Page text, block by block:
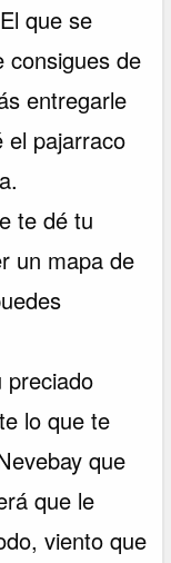
que se
consigues de
entregarle
el pajarraco
te dé tu
un mapa de
preciado
lo que te
que
que le
viento que